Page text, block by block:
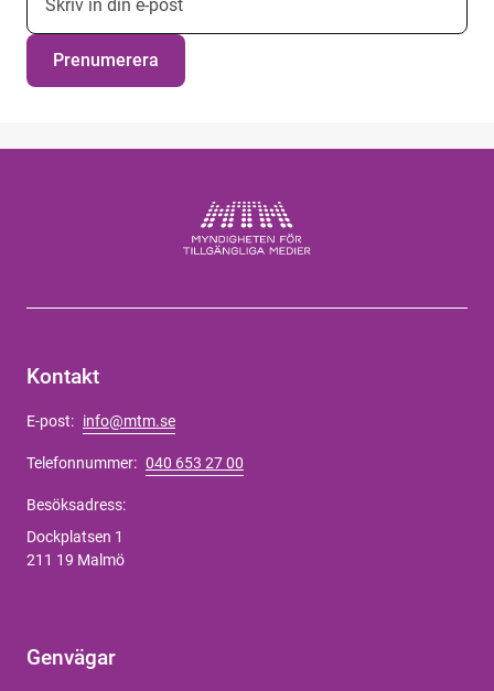
Prenumerera
Kontakt
E-post: info@mtm.se
Telefonnummer: 040 653 27 00
Besöksadress:
Dockplatsen 1
211 19 Malmö
Genvägar